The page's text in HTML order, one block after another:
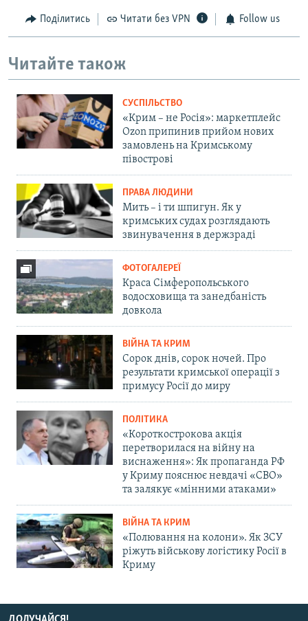
Поділитись Читати без VPN Follow us
Читайте також
СУСПІЛЬСТВО
«Крим – не Росія»: маркетплейс
Ozon припинив прийом нових
замовлень на Кримському
півострові
ПРАВА ЛЮДИНИ
Мить – і ти шпигун. Як у
кримських судах розглядають
звинувачення в держзраді
ФОТОГАЛЕРЕЇ
Краса Сімферопольського
водосховища та занедбаність
довкола
ВІЙНА ТА КРИМ
Сорок днів, сорок ночей. Про
результати кримської операції з
примусу Росії до миру
ПОЛІТИКА
«Короткострокова акція
перетворилася на війну на
виснаження»: Як пропаганда РФ
у Криму пояснює невдачі «СВО»
та залякує «мінними атаками»
ВІЙНА ТА КРИМ
«Полювання на колони». Як ЗСУ
ріжуть військову логістику Росії в
Криму